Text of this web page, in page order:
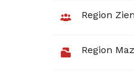
Region
Region